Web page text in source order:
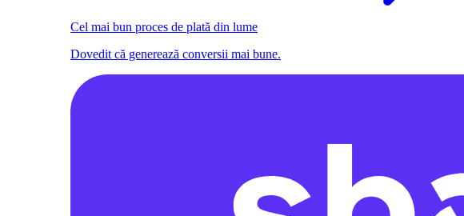
Cel mai bun proces de plată din lume
Dovedit că generează conversii mai bune.